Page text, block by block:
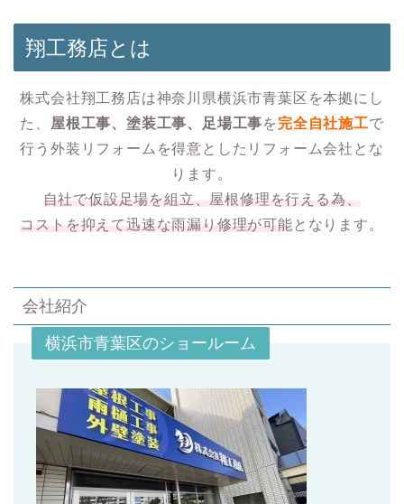
翔工務店とは
株式会社翔工務店は神奈川県横浜市青葉区を本拠にし
た、 屋根工事、塗装工事、足場工事を 完全自社施工で
行う外装リフォームを得意としたリフォーム会社とな
ります。
自社で仮設足場を組立、屋根修理を行える為、
コストを抑えて迅速な雨漏り修理が可能 となります。
会社紹介
横浜市青葉区のショールーム